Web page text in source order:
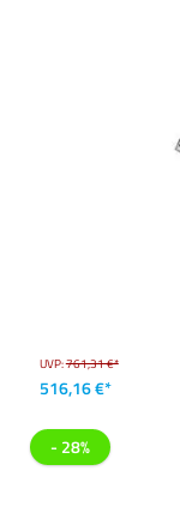
UVP:761,31 €*
516,16 €*
- 28%